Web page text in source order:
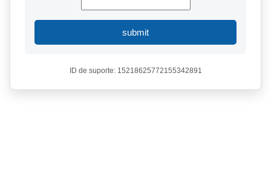
submit
ID de suporte: 15218625772155342891